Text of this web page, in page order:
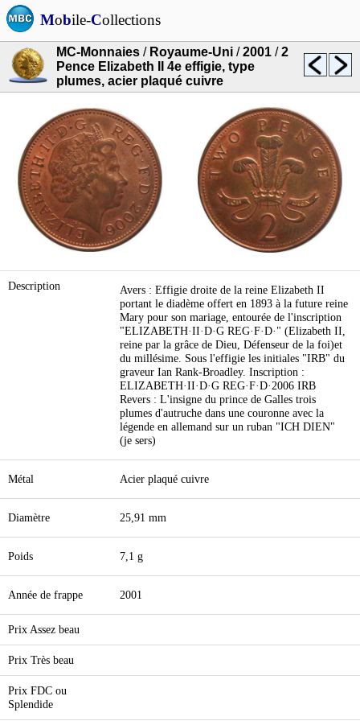
Mobile-Collections
MC-Monnaies / Royaume-Uni /2001 /2
Pence Elizabeth II 4e effigie, type
plumes, acier plaqué cuivre
Description
Avers : Effigie droite de la reine Elizabeth II
portant le diadème offert en 1893 à la future reine
Mary pour son mariage, entourée de l'inscription
"ELIZABETH·II·D·G REG·F·D·" (Elizabeth II,
reine par la grâce de Dieu, Défenseur de la foi)et
du millésime. Sous l'effigie les initiales "IRB" du
graveur Ian Rank-Broadley. Inscription :
ELIZABETH·II·D·G REG·F·D·2006 IRB
Revers : L'insigne du prince de Galles trois
plumes d'autruche dans une couronne avec la
légende en allemand sur un ruban "ICH DIEN"
(je sers)
Métal Acier plaqué cuivre
Diamètre 25,91 mm
Poids 7,1 g
Année de frappe 2001
Prix Assez beau
Prix Très beau
Prix FDC ou
Splendide